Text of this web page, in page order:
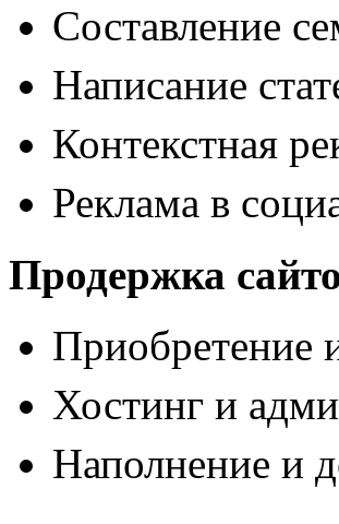
Составление
Написание
Контекстная
Реклама в
Продержка
Приобретение
Хостинг и
Наполнение и